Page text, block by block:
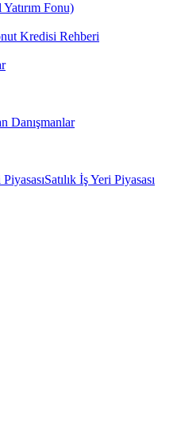
Fonu)
Kredisi Rehberi
Danışmanlar
Satılık İş Yeri Piyasası